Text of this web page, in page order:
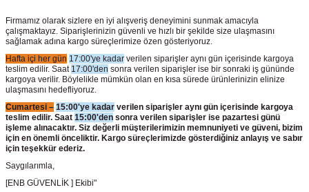
Firmamız olarak sizlere en iyi alışveriş deneyimini sunmak amacıyla
çalışmaktayız. Siparişlerinizin güvenli ve hızlı bir şekilde size ulaşmasını
sağlamak adına kargo süreçlerimize özen gösteriyoruz.
Hafta içi her gün 17:00'ye kadar verilen siparişler aynı gün içerisinde kargoya
teslim edilir. Saat 17:00'den sonra verilen siparişler ise bir sonraki iş gününde
kargoya verilir. Böylelikle mümkün olan en kısa sürede ürünlerinizin elinize
ulaşmasını hedefliyoruz.
Cumartesi – 15:00'ye kadar verilen siparişler aynı gün içerisinde kargoya
teslim edilir. Saat 15:00'den sonra verilen siparişler ise pazartesi günü
işleme alınacaktır. Siz değerli müşterilerimizin memnuniyeti ve güveni, bizim
için en önemli önceliktir. Kargo süreçlerimizde gösterdiğiniz anlayış ve sabır
için teşekkür ederiz.
Saygılarımla,
[ENB GÜVENLİK ] Ekibi"